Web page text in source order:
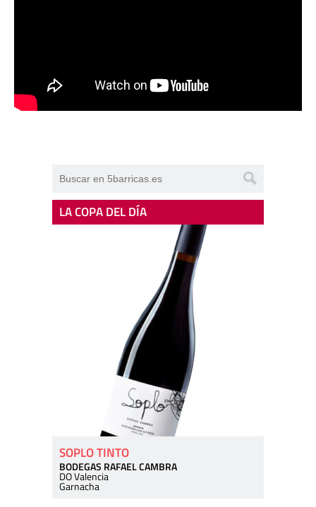
LA COPA DEL DÍA
SOPLO TINTO
BODEGAS RAFAEL CAMBRA
DO Valencia
Garnacha